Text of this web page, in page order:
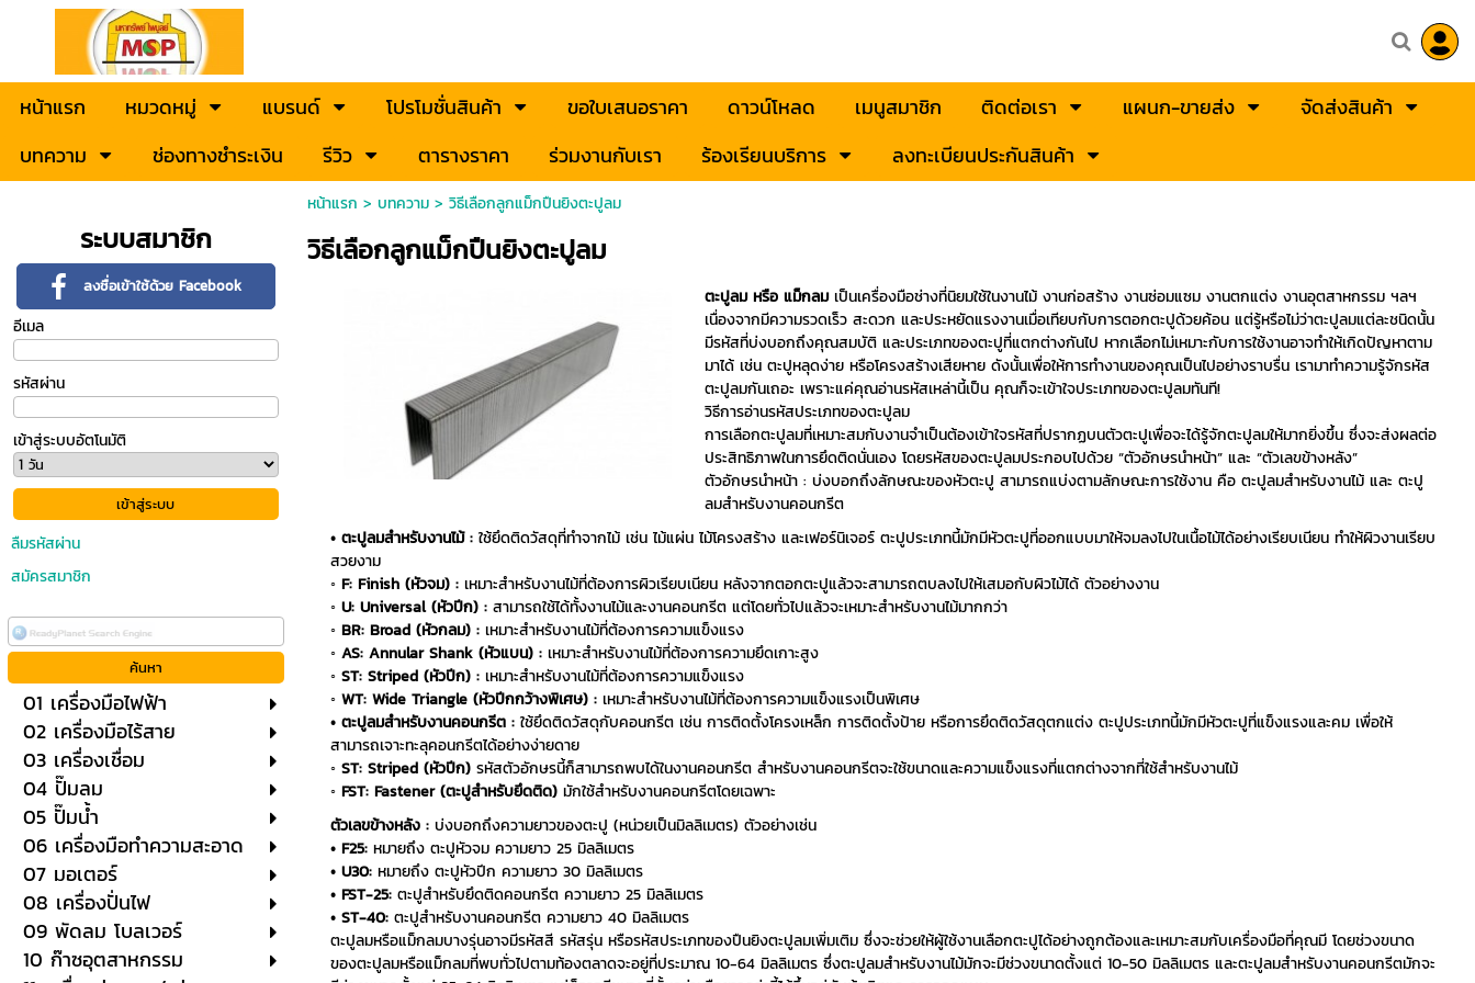
หน้าแรก หมวดหมู่ แบรนด์ โปรโมชั่นสินค้า ขอใบเสนอราคา ดาวน์โหลด เมนูสมาชิก ติดต่อเรา แผนก-ขายส่ง
จัดส่งสินค้า
บทความ
ช่องทางชำระเงิน รีวิว ตารางราคา ร่วมงานกับเรา ร้องเรียนบริการ ลงทะเบียนประกันสินค้า
ระบบสมาชิก
ลงชื่อเข้าใช้ด้วย Facebook
อีเมล
รหัสผ่าน
เข้าสู่ระบบอัตโนมัติ
ลืมรหัสผ่าน
สมัครสมาชิก
01 เครื่องมือไฟฟ้า
02 เครื่องมือไร้สาย
03 เครื่องเชื่อม
04 ปั๊มลม
05 ปั๊มน้ำ
06 เครื่องมือทำความสะอาด
07 มอเตอร์
08 เครื่องปั่นไฟ
09 พัดลม โบลเวอร์
10 ก๊าซอุตสาหกรรม
หน้าแรก > บทความ> วิธีเลือกลูกแม็กปืนยิงตะปูลม
วิธีเลือกลูกแม็กปืนยิงตะปูลม
ตะปูลม หรือ แม็กลมเป็นเครื่องมือช่างที่นิยมใช้ในงานไม้ งานก่อสร้าง งานซ่อมแซม งานตกแต่ง งานอุตสาหกรรม ฯลฯ
เนื่องจากมีความรวดเร็ว สะดวก และประหยัดแรงงานเมื่อเทียบกับการตอกตะปูด้วยค้อน แต่รู้หรือไม่ว่าตะปูลมแต่ละชนิดนั้น
มีรหัสที่บ่งบอกถึงคุณสมบัติ และประเภทของตะปูที่แตกต่างกันไป หากเลือกไม่เหมาะกับการใช้งานอาจทำให้เกิดปัญหาตาม
มาได้ เช่น ตะปูหลุดง่าย หรือโครงสร้างเสียหาย ดังนั้นเพื่อให้การทำงานของคุณเป็นไปอย่างราบรื่น เรามาทำความรู้จักรหัส
ตะปูลมกันเถอะ เพราะแค่คุณอ่านรหัสเหล่านี้เป็น คุณก็จะเข้าใจประเภทของตะปูลมทันที!
วิธีการอ่านรหัสประเภทของตะปูลม
การเลือกตะปูลมที่เหมาะสมกับงานจำเป็นต้องเข้าใจรหัสที่ปรากฏบนตัวตะปูเพื่อจะได้รู้จักตะปูลมให้มากยิ่งขึ้น ซึ่งจะส่งผลต่อ
ประสิทธิภาพในการยึดติดนั่นเอง โดยรหัสของตะปูลมประกอบไปด้วย “ตัวอักษรนำหน้า” และ “ตัวเลขข้างหลัง”
ตัวอักษรนำหน้า : บ่งบอกถึงลักษณะของหัวตะปู สามารถแบ่งตามลักษณะการใช้งาน คือ ตะปูลมสำหรับงานไม้ และ ตะปู
ลมสำหรับงานคอนกรีต
• ตะปูลมสำหรับงานไม้ : ใช้ยึดติดวัสดุที่ทำจากไม้ เช่น ไม้แผ่น ไม้โครงสร้าง และเฟอร์นิเจอร์ ตะปูประเภทนี้มักมีหัวตะปูที่ออกแบบมาให้จมลงไปในเนื้อไม้ได้อย่างเรียบเนียน ทำให้ผิวงานเรียบ
สวยงาม
◦ F: Finish (หัวจม) : เหมาะสำหรับงานไม้ที่ต้องการผิวเรียบเนียน หลังจากตอกตะปูแล้วจะสามารถตบลงไปให้เสมอกับผิวไม้ได้ ตัวอย่างงาน
◦ U: Universal (หัวปีก) : สามารถใช้ได้ทั้งงานไม้และงานคอนกรีต แต่โดยทั่วไปแล้วจะเหมาะสำหรับงานไม้มากกว่า
◦ BR: Broad (หัวกลม) : เหมาะสำหรับงานไม้ที่ต้องการความแข็งแรง
◦ AS: Annular Shank (หัวแบน) : เหมาะสำหรับงานไม้ที่ต้องการความยึดเกาะสูง
◦ ST: Striped (หัวปีก) : เหมาะสำหรับงานไม้ที่ต้องการความแข็งแรง
◦ WT: Wide Triangle (หัวปีกกว้างพิเศษ) : เหมาะสำหรับงานไม้ที่ต้องการความแข็งแรงเป็นพิเศษ
• ตะปูลมสำหรับงานคอนกรีต : ใช้ยึดติดวัสดุกับคอนกรีต เช่น การติดตั้งโครงเหล็ก การติดตั้งป้าย หรือการยึดติดวัสดุตกแต่ง ตะปูประเภทนี้มักมีหัวตะปูที่แข็งแรงและคม เพื่อให้
สามารถเจาะทะลุคอนกรีตได้อย่างง่ายดาย
◦ ST: Striped (หัวปีก) รหัสตัวอักษรนี้ก็สามารถพบได้ในงานคอนกรีต สำหรับงานคอนกรีตจะใช้ขนาดและความแข็งแรงที่แตกต่างจากที่ใช้สำหรับงานไม้
◦ FST: Fastener (ตะปูสำหรับยึดติด) มักใช้สำหรับงานคอนกรีตโดยเฉพาะ
ตัวเลขข้างหลัง : บ่งบอกถึงความยาวของตะปู (หน่วยเป็นมิลลิเมตร) ตัวอย่างเช่น
• F25: หมายถึง ตะปูหัวจม ความยาว 25 มิลลิเมตร
• U30: หมายถึง ตะปูหัวปีก ความยาว 30 มิลลิเมตร
• FST-25: ตะปูสำหรับยึดติดคอนกรีต ความยาว 25 มิลลิเมตร
• ST-40: ตะปูสำหรับงานคอนกรีต ความยาว 40 มิลลิเมตร
ตะปูลมหรือแม็กลมบางรุ่นอาจมีรหัสสี รหัสรุ่น หรือรหัสประเภทของปืนยิงตะปูลมเพิ่มเติม ซึ่งจะช่วยให้ผู้ใช้งานเลือกตะปูได้อย่างถูกต้องและเหมาะสมกับเครื่องมือที่คุณมี โดยช่วงขนาด
ของตะปูลมหรือแม็กลมที่พบทั่วไปตามท้องตลาดจะอยู่ที่ประมาณ 10-64 มิลลิเมตร ซึ่งตะปูลมสำหรับงานไม้มักจะมีช่วงขนาดตั้งแต่ 10-50 มิลลิเมตร และตะปูลมสำหรับงานคอนกรีตมักจะ